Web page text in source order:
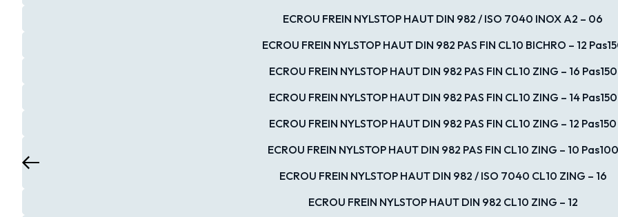
ECROU FREIN NYLSTOP HAUT DIN 982 / ISO 7040 INOX A2 – 06
ECROU FREIN NYLSTOP HAUT DIN 982 PAS FIN CL10 BICHRO – 12
ECROU FREIN NYLSTOP HAUT DIN 982 PAS FIN CL10 ZING – 16 Pas150
ECROU FREIN NYLSTOP HAUT DIN 982 PAS FIN CL10 ZING – 14 Pas150
ECROU FREIN NYLSTOP HAUT DIN 982 PAS FIN CL10 ZING – 12 Pas150
ECROU FREIN NYLSTOP HAUT DIN 982 PAS FIN CL10 ZING – 10 Pas100
ECROU FREIN NYLSTOP HAUT DIN 982 / ISO 7040 CL10 ZING – 16
ECROU FREIN NYLSTOP HAUT DIN 982 CL10 ZING – 12